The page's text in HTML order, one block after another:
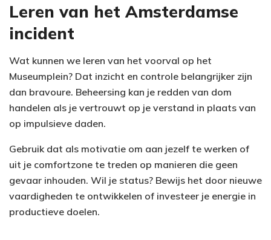
Leren van het Amsterdamse
incident
Wat kunnen we leren van het voorval op het
Museumplein? Dat inzicht en controle belangrijker zijn
dan bravoure. Beheersing kan je redden van dom
handelen als je vertrouwt op je verstand in plaats van
op impulsieve daden.
Gebruik dat als motivatie om aan jezelf te werken of
uit je comfortzone te treden op manieren die geen
gevaar inhouden. Wil je status? Bewijs het door nieuwe
vaardigheden te ontwikkelen of investeer je energie in
productieve doelen.